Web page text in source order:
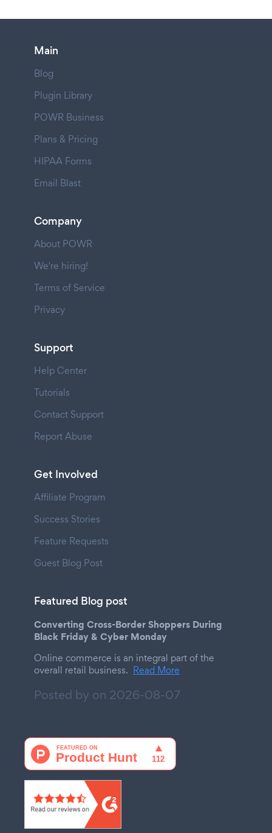
Main
Blog
Plugin Library
POWR Business
Plans & Pricing
HIPAA Forms
Email Blast
Company
About POWR
We're hiring!
Terms of Service
Privacy
Support
Help Center
Tutorials
Contact Support
Report Abuse
Get Involved
Affiliate Program
Success Stories
Feature Requests
Guest Blog Post
Featured Blog post
Converting Cross-Border Shoppers During
Black Friday & Cyber Monday
Online commerce is an integral part of the
overall retail business. Read More
Posted by on 2026-08-07